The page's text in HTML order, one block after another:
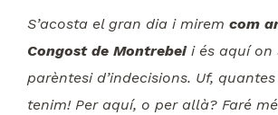
S’acosta el gran dia i mirem com
Congost de Montrebeii és aquí on
parèntesi d’indecisions. Uf,
tenim! Per aquí, o per allà? Faré